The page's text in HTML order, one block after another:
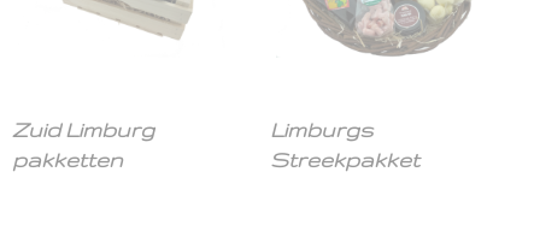
Zuid Limburg
pakketten
Limburgs
Streekpakket